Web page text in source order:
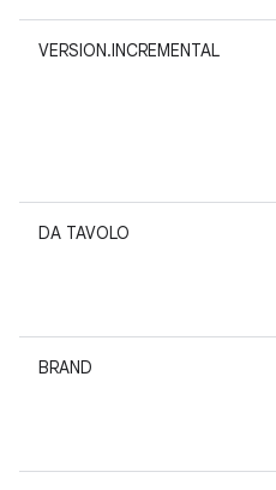
VERSION.INCREMENTAL
DA TAVOLO
BRAND